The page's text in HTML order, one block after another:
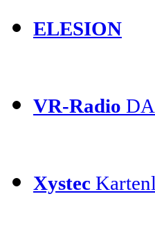
ELESION
VR-Radio
Xystec